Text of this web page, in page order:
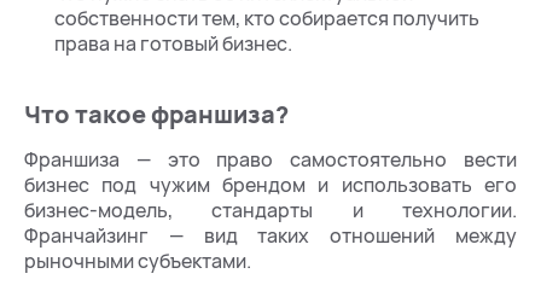
собственности тем, кто собирается получить
права на готовый бизнес.
Что такое франшиза?
Франшиза — это право самостоятельно вести
бизнес под чужим брендом и использовать его
бизнес-модель, стандарты и технологии.
Франчайзинг — вид таких отношений между
рыночными субъектами.